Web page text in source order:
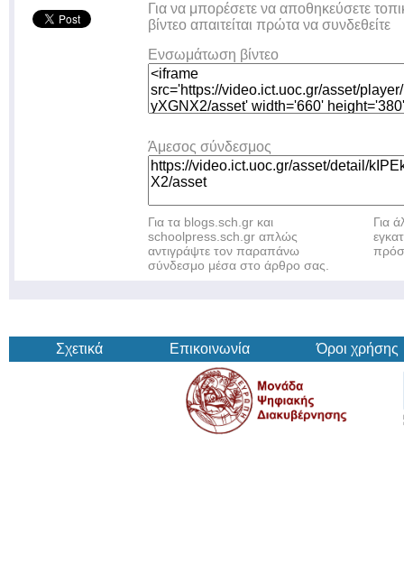
Για να μπορέσετε να αποθηκεύσετε
βίντεο απαιτείται πρώτα να συνδεθείτε
Ενσωμάτωση βίντεο
Άμεσος σύνδεσμος
Για τα blogs.sch.gr και
schoolpress.sch.gr απλώς
αντιγράψτε τον παραπάνω
σύνδεσμο μέσα στο άρθρο σας.
Για
Σχετικά Επικοινωνία Όροι χρήσης